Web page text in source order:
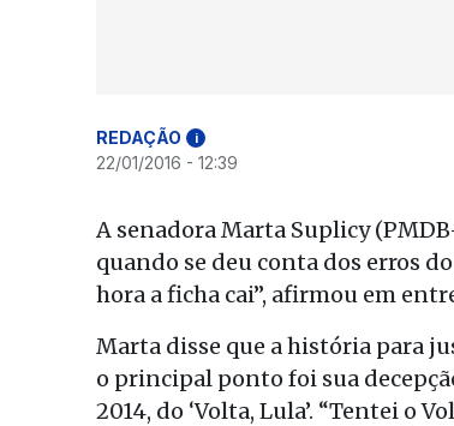
REDAÇÃO i
22/01/2016 - 12:39
A senadora Marta Suplicy
quando se deu conta dos erros
hora a ficha cai”, afirmou em
Marta disse que a história para
o principal ponto foi sua
2014, do ‘Volta, Lula’. “Tentei o